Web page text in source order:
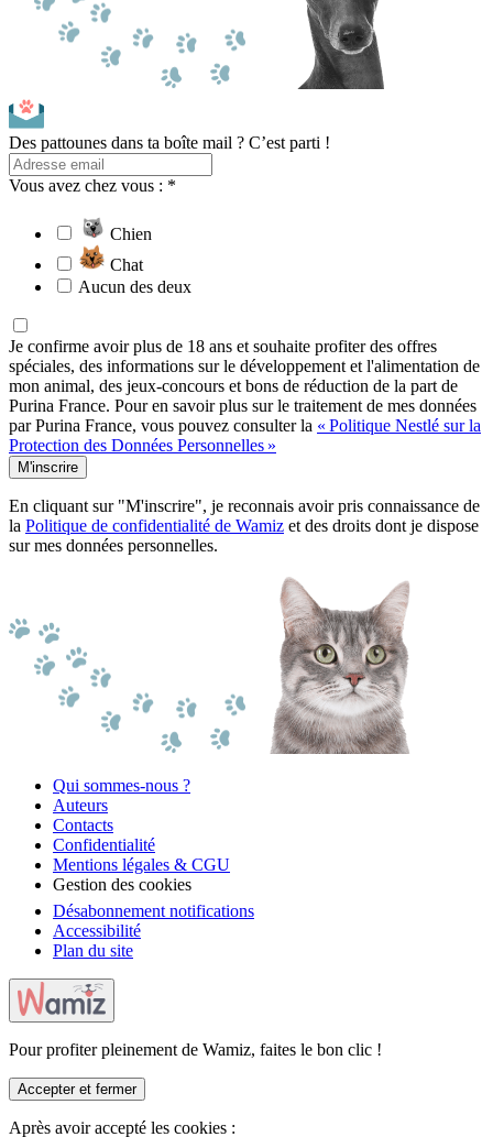
Des pattounes dans ta boîte mail ? C’est parti !
Vous avez chez vous : *
Chien
Chat
Aucun des deux
Je confirme avoir plus de 18 ans et souhaite profiter des offres
spéciales, des informations sur le développement et l'alimentation de
mon animal, des jeux-concours et bons de réduction de la part de
Purina France. Pour en savoir plus sur le traitement de mes données
par Purina France, vous pouvez consulter la « Politique Nestlé sur la
Protection des Données Personnelles »
M'inscrire
En cliquant sur "M'inscrire", je reconnais avoir pris connaissance de
la Politique de confidentialité de Wamiz et des droits dont je dispose
sur mes données personnelles.
Qui sommes-nous ?
Auteurs
Contacts
Confidentialité
Mentions légales & CGU
Gestion des cookies
Désabonnement notifications
Accessibilité
Plan du site
Pour profiter pleinement de Wamiz, faites le bon clic !
Accepter et fermer
Après avoir accepté les cookies :